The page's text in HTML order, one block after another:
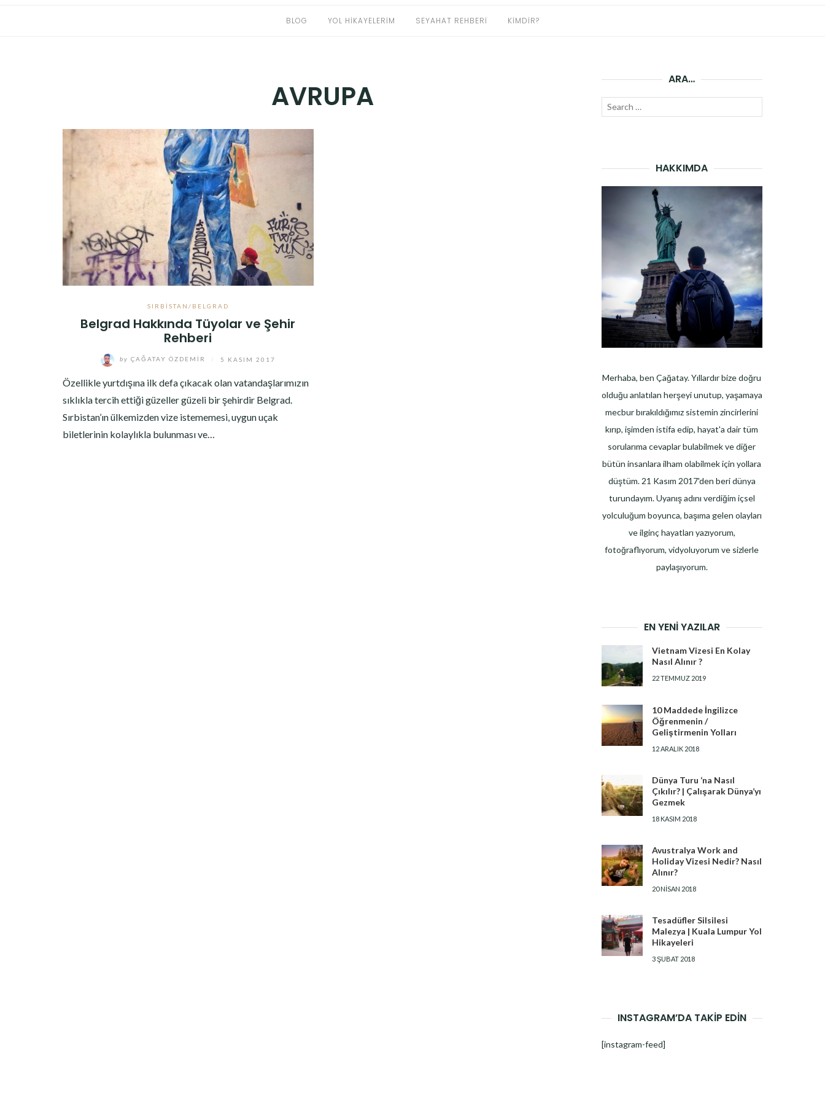
BLOG YOL HIKAYELERIM SEYAHAT REHBERI KIMDIR?
AVRUPA
SIRBISTAN/BELGRAD
Belgrad Hakkında Tüyolar ve Şehir
Rehberi
by ÇAĞATAY ÖZDEMIR 5 KASIM 2017
Özellikle yurtdışına ilk defa çıkacak olan vatandaşlarımızın
sıklıkla tercih ettiği güzeller güzeli bir şehirdir Belgrad.
Sırbistan’ın ülkemizden vize istememesi, uygun uçak
biletlerinin kolaylıkla bulunması ve…
ARA…
Search
HAKKIMDA
Merhaba, ben Çağatay. Yıllardır bize doğru
olduğu anlatılan herşeyi unutup, yaşamaya
mecbur bırakıldığımız sistemin zincirlerini
kırıp, işimden istifa edip, hayat'a dair tüm
sorularıma cevaplar bulabilmek ve diğer
bütün insanlara ilham olabilmek için yollara
düştüm. 21 Kasım 2017'den beri dünya
turundayım. Uyanış adını verdiğim içsel
yolculuğum boyunca, başıma gelen olayları
ve ilginç hayatları yazıyorum,
fotoğraflıyorum, vidyoluyorum ve sizlerle
paylaşıyorum.
EN YENI YAZILAR
Vietnam Vizesi En Kolay
Nasıl Alınır ?
22 TEMMUZ 2019
10 Maddede İngilizce
Öğrenmenin /
Geliştirmenin Yolları
12 ARALIK 2018
Dünya Turu ‘na Nasıl
Çıkılır? | Çalışarak Dünya’yı
Gezmek
18 KASIM 2018
Avustralya Work and
Holiday Vizesi Nedir? Nasıl
Alınır?
20 NISAN 2018
Tesadüfler Silsilesi
Malezya | Kuala Lumpur Yol
Hikayeleri
3 ŞUBAT 2018
INSTAGRAM’DA TAKİP EDİN
[instagram-feed]